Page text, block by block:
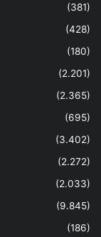
(381)
(428)
(180)
(2.201)
(2.365)
(695)
(3.402)
(2.272)
(2.033)
(9.845)
(186)